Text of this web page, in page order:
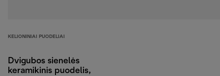
KELIONINIAI PUODELIAI
Dvigubos sienelės
keramikinis puodelis,